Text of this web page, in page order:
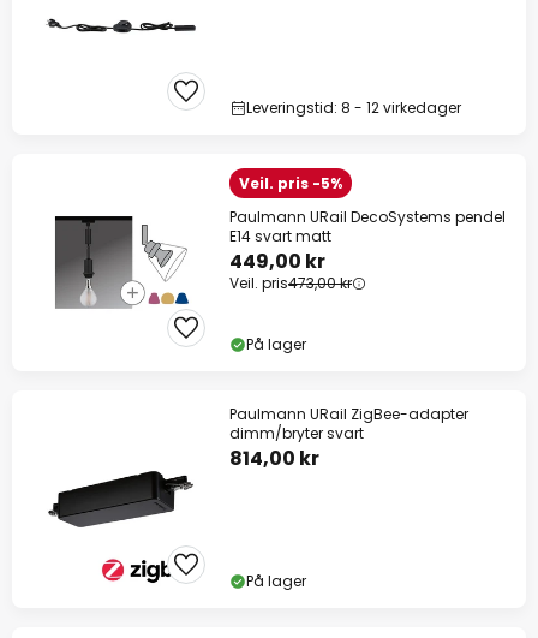
Leveringstid: 8 - 12 virkedager
Veil. pris -5%
Paulmann URail DecoSystems pendel
E14 svart matt
449,00 kr
Veil. pris473,00 kr
På lager
Paulmann URail ZigBee-adapter
dimm/bryter svart
814,00 kr
På lager